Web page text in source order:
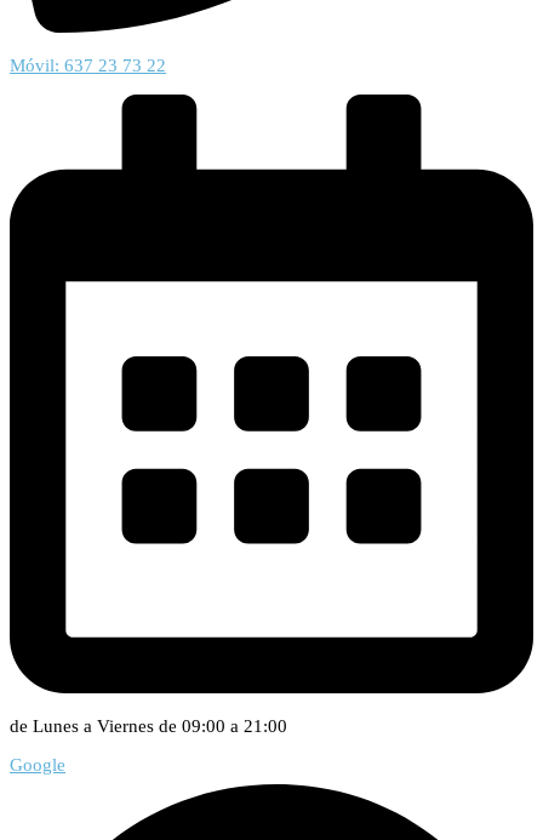
Móvil: 637 23 73 22
de Lunes a Viernes de 09:00 a 21:00
Google